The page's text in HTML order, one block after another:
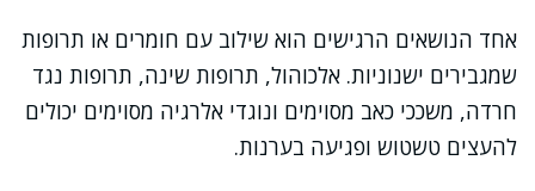
אחד הנושאים הרגישים הוא שילוב עם חומרים או תרופות
שמגבירים ישנוניות. אלכוהול, תרופות שינה, תרופות נגד
חרדה, משככי כאב מסוימים ונוגדי אלרגיה מסוימים יכולים
להעצים טשטוש ופגיעה בערנות.